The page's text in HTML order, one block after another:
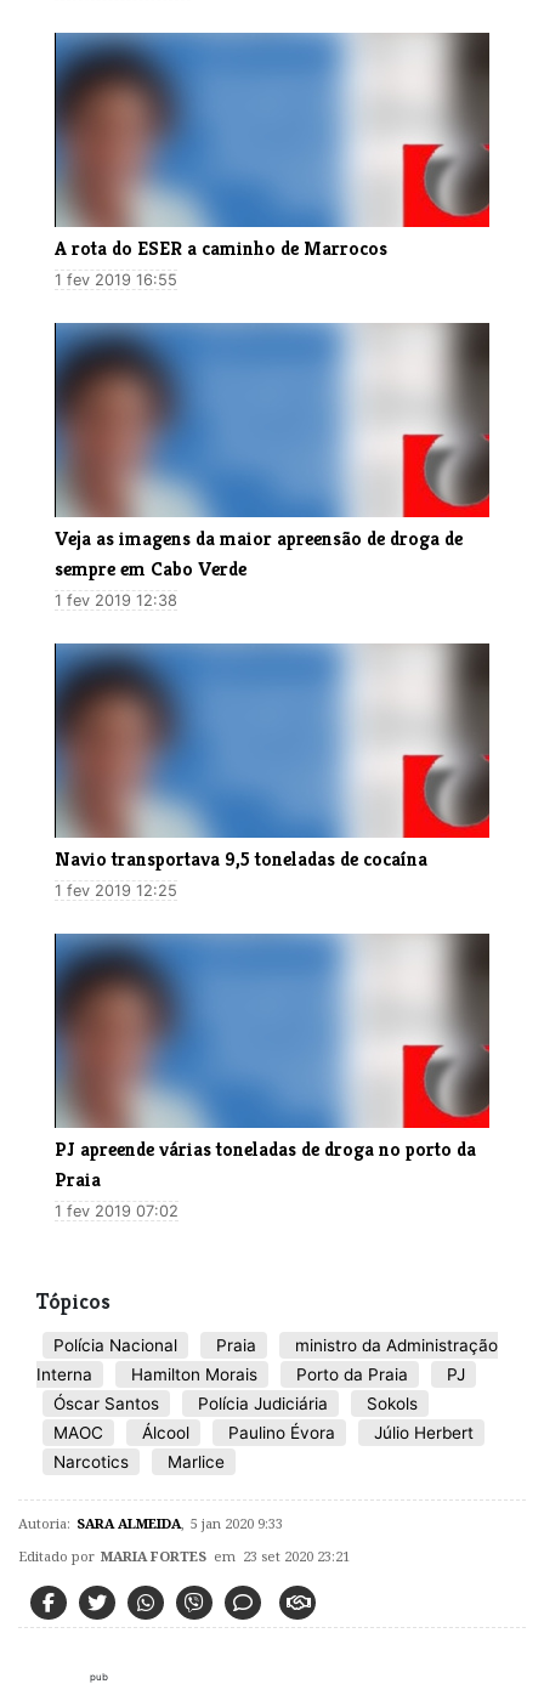
A rota do ESER a caminho de Marrocos
1 fev 2019 16:55
Veja as imagens da maior apreensão de droga de
sempre em Cabo Verde
1 fev 2019 12:38
Navio transportava 9,5 toneladas de cocaína
1 fev 2019 12:25
PJ apreende várias toneladas de droga no porto da
Praia
1 fev 2019 07:02
Tópicos
Polícia Nacional Praia
ministro da Administração
Interna
Hamilton Morais Porto da Praia
PJ
Óscar Santos
Polícia Judiciária
Sokols
MAOC
Álcool Paulino Évora
Júlio Herbert
Narcotics
Marlice
Autoria: SARA ALMEIDA, 5 jan 2020 9:33
Editado por MARIA FORTES em 23 set 2020 23:21
pub